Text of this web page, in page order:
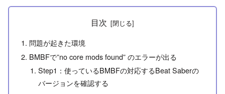
目次
問題が起きた環境
BMBFで”no core mods found” のエラーが出る
Step1：使っているBMBFの対応するBeat Saberの
バージョンを確認する